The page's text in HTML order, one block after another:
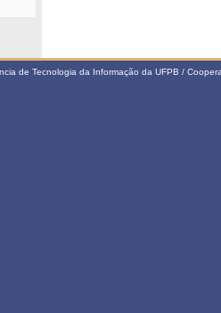
de Tecnologia da Informação da UFPB /